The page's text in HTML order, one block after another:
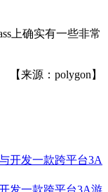
上确实有一些非常
【来源：polygon】
发一款跨平台3A游